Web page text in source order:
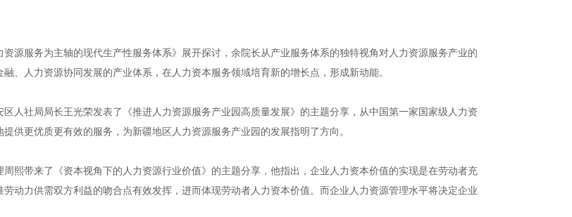
源服务为主轴的现代生产性服务体系》展开探讨，余院长从产业服务体系的独特视角对人力资源服务产业的
、人力资源协同发展的产业体系，在人力资本服务领域培育新的增长点，形成新动能。
人社局局长王光荣发表了《推进人力资源服务产业园高质量发展》的主题分享，从中国第一家国家级人力资
供更优质更有效的服务，为新疆地区人力资源服务产业园的发展指明了方向。
熙带来了《资本视角下的人力资源行业价值》的主题分享，他指出，企业人力资本价值的实现是在劳动者充
动力供需双方利益的吻合点有效发挥，进而体现劳动者人力资本价值。而企业人力资源管理水平将决定企业